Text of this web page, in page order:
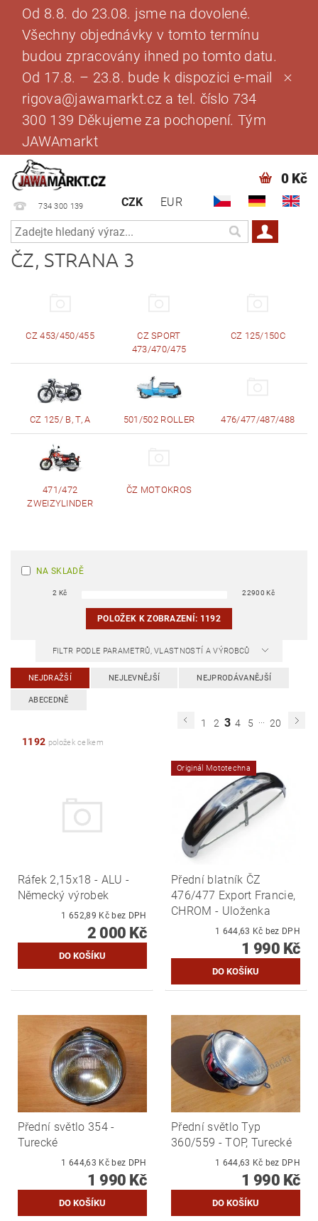
Od 8.8. do 23.08. jsme na dovolené.
Všechny objednávky v tomto termínu
budou zpracovány ihned po tomto datu.
Od 17.8. – 23.8. bude k dispozici e-mail
rigova@jawamarkt.cz a tel. číslo 734
300 139 Děkujeme za pochopení. Tým
JAWAmarkt
734 300 139 CZK EUR
0 Kč
ČZ, STRANA 3
CZ 453/450/455
CZ SPORT
473/470/475
CZ 125/150C
CZ 125/ B, T, A 501/502 ROLLER 476/477/487/488
471/472
ZWEIZYLINDER
ČZ MOTOKROS
NA SKLADĚ
2 Kč 22900 Kč
POLOŽEK K ZOBRAZENÍ: 1192
FILTR PODLE PARAMETRŮ, VLASTNOSTÍ A VÝROBCŮ
NEJDRAŽŠÍ NEJLEVNĚJŠÍ NEJPRODÁVANĚJŠÍ
ABECEDNĚ
1 2 3 4 5 ... 20
1192 položek celkem
Ráfek 2,15x18 - ALU -
Německý výrobek
1 652,89 Kč bez DPH
2 000 Kč
Originál Mototechna
Přední blatník ČZ
476/477 Export Francie,
CHROM - Uloženka
1 644,63 Kč bez DPH
1 990 Kč
Přední světlo 354 -
Turecké
1 644,63 Kč bez DPH
1 990 Kč
Přední světlo Typ
360/559 - TOP, Turecké
1 644,63 Kč bez DPH
1 990 Kč